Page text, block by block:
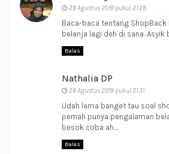
28 Agustus 2019 pukul 21.28
Baca-baca tentang ShopBack
belanja lagi deh di sana. Asyik
Balas
Nathalia DP
28 Agustus 2019 pukul 21.31
Udah lama banget tau soal
pernah punya pengalaman
besok coba ah...
Balas